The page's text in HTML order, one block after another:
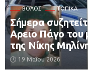
ΒΌΛΟΣ ΤΟΠΙΚΆ
Σήμερα
Αρειο Πάγο του
της Νίκης
19 Μαΐου 2026